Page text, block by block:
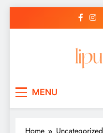
MENU